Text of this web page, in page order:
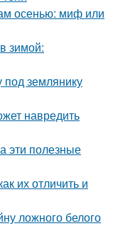
осенью: миф или
зимой:
под землянику
навредить
эти полезные
их отличить и
ложного белого